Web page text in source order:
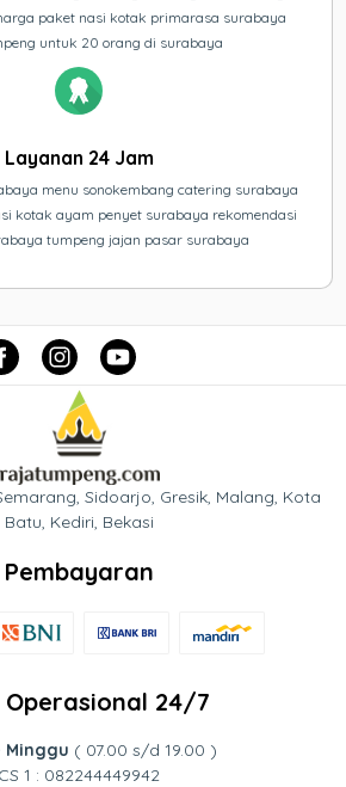
paket nasi kotak primarasa surabaya
untuk 20 orang di surabaya
Layanan 24 Jam
menu sonokembang catering surabaya
kotak ayam penyet surabaya rekomendasi
tumpeng jajan pasar surabaya
Sidoarjo, Gresik, Malang, Kota
Batu, Kediri, Bekasi
Pembayaran
Operasional 24/7
Minggu ( 07.00 s/d 19.00 )
CS 1 : 082244449942